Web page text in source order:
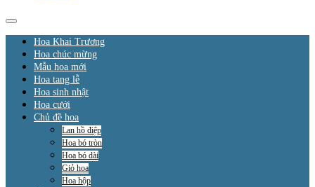
Hoa Khai Trương
Hoa chúc mừng
Mẫu hoa mới
Hoa tang lễ
Hoa sinh nhật
Hoa cưới
Chủ đề hoa
Lan hồ điệp
Hoa bó tròn
Hoa bó dài
Giỏ hoa
Hoa hộp